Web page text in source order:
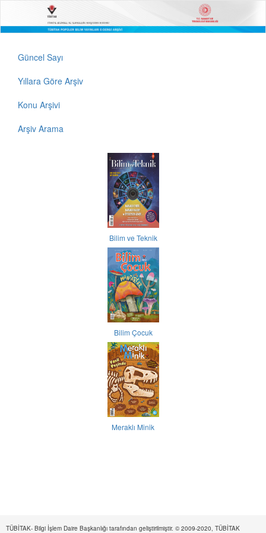
Güncel Sayı
Yıllara Göre Arşiv
Konu Arşivi
Arşiv Arama
Bilim ve Teknik
Bilim Çocuk
Meraklı Minik
TÜBİTAK- Bilgi İşlem Daire Başkanlığı tarafından geliştirilmiştir. © 2009-2020, TÜBİTAK